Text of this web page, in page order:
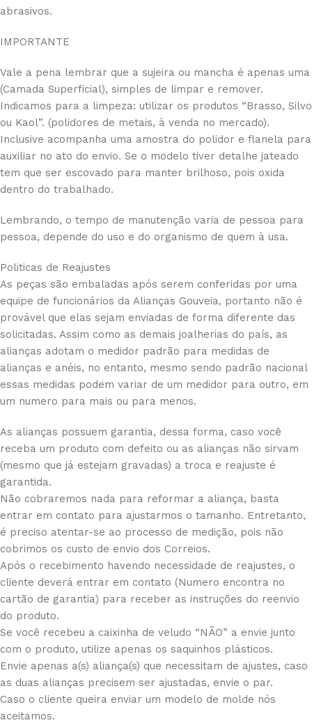
abrasivos.
IMPORTANTE
Vale a pena lembrar que a sujeira ou mancha é apenas uma
(Camada Superficial), simples de limpar e remover.
Indicamos para a limpeza: utilizar os produtos “Brasso, Silvo
ou Kaol”. (polidores de metais, à venda no mercado).
Inclusive acompanha uma amostra do polidor e flanela para
auxiliar no ato do envio. Se o modelo tiver detalhe jateado
tem que ser escovado para manter brilhoso, pois oxida
dentro do trabalhado.
Lembrando, o tempo de manutenção varia de pessoa para
pessoa, depende do uso e do organismo de quem à usa.
Politicas de Reajustes
As peças são embaladas após serem conferidas por uma
equipe de funcionários da Alianças Gouveia, portanto não é
provável que elas sejam enviadas de forma diferente das
solicitadas. Assim como as demais joalherias do país, as
alianças adotam o medidor padrão para medidas de
alianças e anéis, no entanto, mesmo sendo padrão nacional
essas medidas podem variar de um medidor para outro, em
um numero para mais ou para menos.
As alianças possuem garantia, dessa forma, caso você
receba um produto com defeito ou as alianças não sirvam
(mesmo que já estejam gravadas) a troca e reajuste é
garantida.
Não cobraremos nada para reformar a aliança, basta
entrar em contato para ajustarmos o tamanho. Entretanto,
é preciso atentar-se ao processo de medição, pois não
cobrimos os custo de envio dos Correios.
Após o recebimento havendo necessidade de reajustes, o
cliente deverá entrar em contato (Numero encontra no
cartão de garantia) para receber as instruções do reenvio
do produto.
Se você recebeu a caixinha de veludo “NÃO” a envie junto
com o produto, utilize apenas os saquinhos plásticos.
Envie apenas a(s) aliança(s) que necessitam de ajustes, caso
as duas alianças precisem ser ajustadas, envie o par.
Caso o cliente queira enviar um modelo de molde nós
aceitamos.